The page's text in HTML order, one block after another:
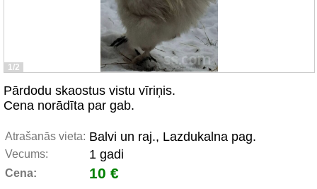
1/2
Pārdodu skaostus vistu vīriņis.
Cena norādīta par gab.
Atrašanās vieta: Balvi un raj., Lazdukalna pag.
Vecums: 1 gadi
Cena: 10 €